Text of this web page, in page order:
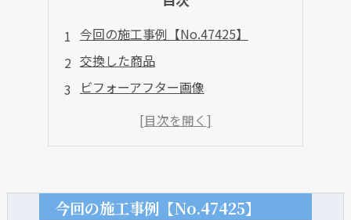
今回の施工事例【No.47425】
交換した商品
ビフォーアフター画像
今回の施工事例【No.47425】